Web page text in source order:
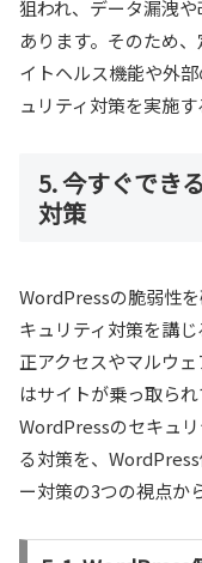
狙われ、データ漏洩
あります。そのため
イトヘルス機能や外
ュリティ対策を実施す
5. 今すぐでき
対策
WordPressの脆弱性
キュリティ対策を講
正アクセスやマルウ
はサイトが乗っ取ら
WordPressのセキュ
る対策を、
ー対策の3つの視点か